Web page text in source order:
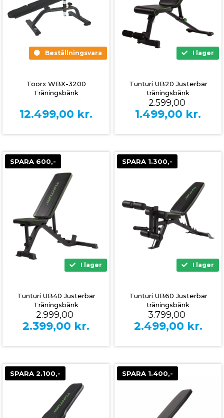
Beställningsvara
Toorx WBX-3200
Träningsbänk
12.499,00 kr.
I lager
Tunturi UB20 Justerbar
träningsbänk
2.599,00
1.499,00 kr.
SPARA 600,-
I lager
Tunturi UB40 Justerbar
Träningsbänk
2.999,00
2.399,00 kr.
SPARA 1.300,-
I lager
Tunturi UB60 Justerbar
träningsbänk
3.799,00
2.499,00 kr.
SPARA 2.100,- SPARA 1.400,-